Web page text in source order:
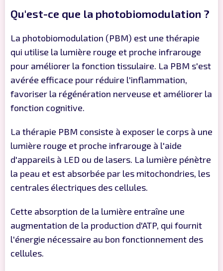
Qu'est-ce que la photobiomodulation ?
La photobiomodulation (PBM) est une thérapie
qui utilise la lumière rouge et proche infrarouge
pour améliorer la fonction tissulaire. La PBM s'est
avérée efficace pour réduire l'inflammation,
favoriser la régénération nerveuse et améliorer la
fonction cognitive.
La thérapie PBM consiste à exposer le corps à une
lumière rouge et proche infrarouge à l'aide
d'appareils à LED ou de lasers. La lumière pénètre
la peau et est absorbée par les mitochondries, les
centrales électriques des cellules.
Cette absorption de la lumière entraîne une
augmentation de la production d'ATP, qui fournit
l'énergie nécessaire au bon fonctionnement des
cellules.